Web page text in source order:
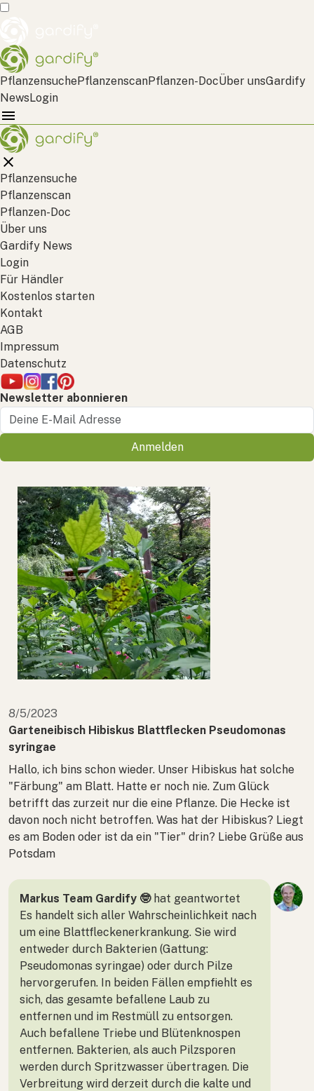
PflanzensuchePflanzenscanPflanzen-DocÜber unsGardify
NewsLogin
Pflanzensuche
Pflanzenscan
Pflanzen-Doc
Über uns
Gardify News
Login
Für Händler
Kostenlos starten
Kontakt
AGB
Impressum
Datenschutz
Newsletter abonnieren
Anmelden
8/5/2023
Garteneibisch Hibiskus Blattflecken Pseudomonas
syringae
Hallo, ich bins schon wieder. Unser Hibiskus hat solche
"Färbung" am Blatt. Hatte er noch nie. Zum Glück
betrifft das zurzeit nur die eine Pflanze. Die Hecke ist
davon noch nicht betroffen. Was hat der Hibiskus? Liegt
es am Boden oder ist da ein "Tier" drin? Liebe Grüße aus
Potsdam
Markus Team Gardify 🤓hat geantwortet
Es handelt sich aller Wahrscheinlichkeit nach
um eine Blattfleckenerkrankung. Sie wird
entweder durch Bakterien (Gattung:
Pseudomonas syringae) oder durch Pilze
hervorgerufen. In beiden Fällen empfiehlt es
sich, das gesamte befallene Laub zu
entfernen und im Restmüll zu entsorgen.
Auch befallene Triebe und Blütenknospen
entfernen. Bakterien, als auch Pilzsporen
werden durch Spritzwasser übertragen. Die
Verbreitung wird derzeit durch die kalte und